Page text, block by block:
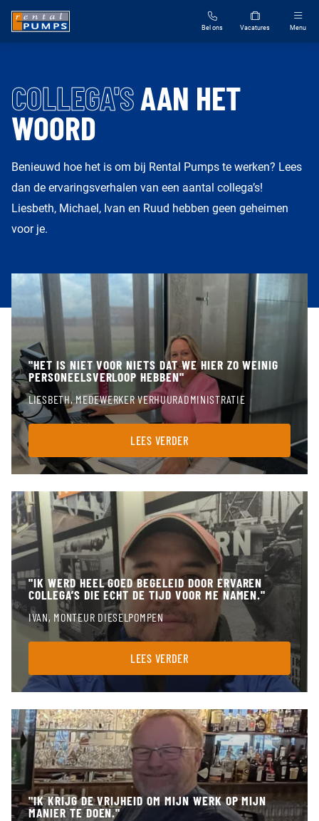
Bel ons Vacatures Menu
COLLEGA'S AAN HET WOORD
OPEN SOLLICITATIE
Over Rental Pumps
Nieuws
COLLEGA'SAAN HET
WOORD
Benieuwd hoe het is om bij Rental Pumps te werken? Lees
dan de ervaringsverhalen van een aantal collega’s!
Liesbeth, Michael, Ivan en Ruud hebben geen geheimen
voor je.
"HET IS NIET VOOR NIETS DAT WE HIER ZO WEINIG
PERSONEELSVERLOOP HEBBEN"
LIESBETH, MEDEWERKER VERHUURADMINISTRATIE
LEES VERDER
Het is niet voor niets dat we hier zo weinig personeelsverloop
"IK WERD HEEL GOED BEGELEID DOOR ERVAREN
COLLEGA’S DIE ECHT DE TIJD VOOR ME NAMEN."
IVAN, MONTEUR DIESELPOMPEN
LEES VERDER
Ik werd heel goed begeleid door ervaren collega’s die echt de
"IK KRIJG DE VRIJHEID OM MIJN WERK OP MIJN
MANIER TE DOEN."
Ik krijg de vrijheid om mijn werk op mijn manier te doen.